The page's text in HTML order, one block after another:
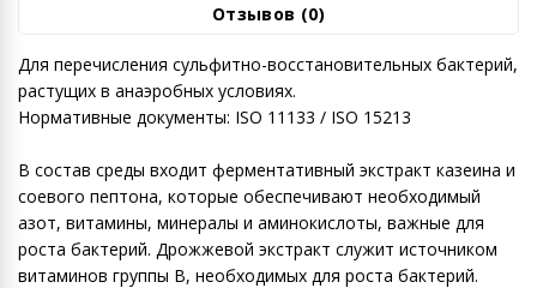
Отзывов (0)
Для перечисления сульфитно-восстановительных бактерий,
растущих в анаэробных условиях.
Нормативные документы: ISO 11133 / ISO 15213
В состав среды входит ферментативный экстракт казеина и
соевого пептона, которые обеспечивают необходимый
азот, витамины, минералы и аминокислоты, важные для
роста бактерий. Дрожжевой экстракт служит источником
витаминов группы В, необходимых для роста бактерий.